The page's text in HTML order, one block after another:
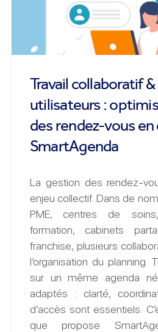
Travail collaboratif
utilisateurs :
des rendez-vous
SmartAgenda
La gestion des rendez-
enjeu collectif. Dans de
PME, centres de
formation, cabinets
franchise, plusieurs
l’organisation du planning.
sur un même agenda
adaptés : clarté,
d’accès sont essentiels.
que propose